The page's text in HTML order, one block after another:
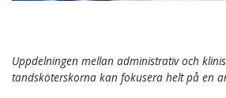
Uppdelningen mellan administrativ och
tandsköterskorna kan fokusera helt på en